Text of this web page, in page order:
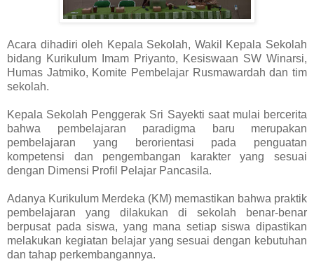
Acara dihadiri oleh Kepala Sekolah, Wakil Kepala Sekolah
bidang Kurikulum Imam Priyanto, Kesiswaan SW Winarsi,
Humas Jatmiko, Komite Pembelajar Rusmawardah dan tim
sekolah.
Kepala Sekolah Penggerak Sri Sayekti saat mulai bercerita
bahwa pembelajaran paradigma baru merupakan
pembelajaran yang berorientasi pada penguatan
kompetensi dan pengembangan karakter yang sesuai
dengan Dimensi Profil Pelajar Pancasila.
Adanya Kurikulum Merdeka (KM) memastikan bahwa praktik
pembelajaran yang dilakukan di sekolah benar-benar
berpusat pada siswa, yang mana setiap siswa dipastikan
melakukan kegiatan belajar yang sesuai dengan kebutuhan
dan tahap perkembangannya.